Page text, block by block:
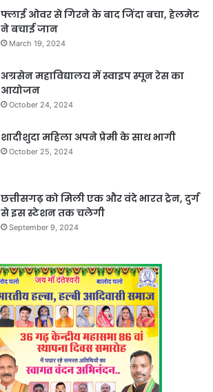
फ्लाई ओवर से गिरने के बाद जिंदा बचा, हेलमेट
ने बचाई जान
March 19, 2024
अग्रसेन महाविद्यालय में स्वाइप स्पून रेस का
आयोजन
October 24, 2024
शादीशुदा महिला अपने प्रेमी के साथ भागी
October 25, 2024
छत्तीसगढ़ को मिली एक और वंदे भारत ट्रेन, दुर्ग
से इस स्टेशन तक चलेगी
September 9, 2024